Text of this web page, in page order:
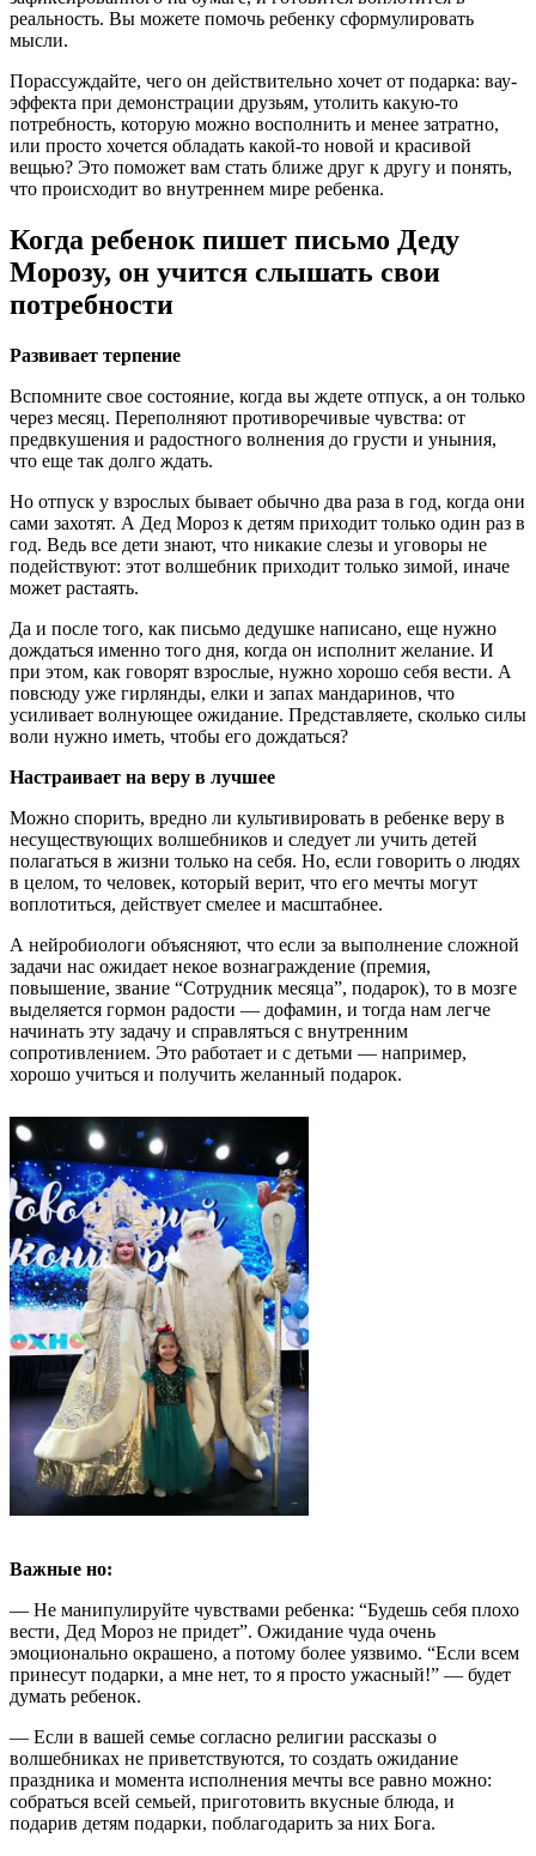
реальность. Вы можете помочь ребенку сформулировать
мысли.
Порассуждайте, чего он действительно хочет от подарка: вау-
эффекта при демонстрации друзьям, утолить какую-то
потребность, которую можно восполнить и менее затратно,
или просто хочется обладать какой-то новой и красивой
вещью? Это поможет вам стать ближе друг к другу и понять,
что происходит во внутреннем мире ребенка.
Когда ребенок пишет письмо Деду
Морозу, он учится слышать свои
потребности
Развивает терпение
Вспомните свое состояние, когда вы ждете отпуск, а он только
через месяц. Переполняют противоречивые чувства: от
предвкушения и радостного волнения до грусти и уныния,
что еще так долго ждать.
Но отпуск у взрослых бывает обычно два раза в год, когда они
сами захотят. А Дед Мороз к детям приходит только один раз в
год. Ведь все дети знают, что никакие слезы и уговоры не
подействуют: этот волшебник приходит только зимой, иначе
может растаять.
Да и после того, как письмо дедушке написано, еще нужно
дождаться именно того дня, когда он исполнит желание. И
при этом, как говорят взрослые, нужно хорошо себя вести. А
повсюду уже гирлянды, елки и запах мандаринов, что
усиливает волнующее ожидание. Представляете, сколько силы
воли нужно иметь, чтобы его дождаться?
Настраивает на веру в лучшее
Можно спорить, вредно ли культивировать в ребенке веру в
несуществующих волшебников и следует ли учить детей
полагаться в жизни только на себя. Но, если говорить о людях
в целом, то человек, который верит, что его мечты могут
воплотиться, действует смелее и масштабнее.
А нейробиологи объясняют, что если за выполнение сложной
задачи нас ожидает некое вознаграждение (премия,
повышение, звание “Сотрудник месяца”, подарок), то в мозге
выделяется гормон радости — дофамин, и тогда нам легче
начинать эту задачу и справляться с внутренним
сопротивлением. Это работает и с детьми — например,
хорошо учиться и получить желанный подарок.
Важные но:
— Не манипулируйте чувствами ребенка: “Будешь себя плохо
вести, Дед Мороз не придет”. Ожидание чуда очень
эмоционально окрашено, а потому более уязвимо. “Если всем
принесут подарки, а мне нет, то я просто ужасный!” — будет
думать ребенок.
— Если в вашей семье согласно религии рассказы о
волшебниках не приветствуются, то создать ожидание
праздника и момента исполнения мечты все равно можно:
собраться всей семьей, приготовить вкусные блюда, и
подарив детям подарки, поблагодарить за них Бога.